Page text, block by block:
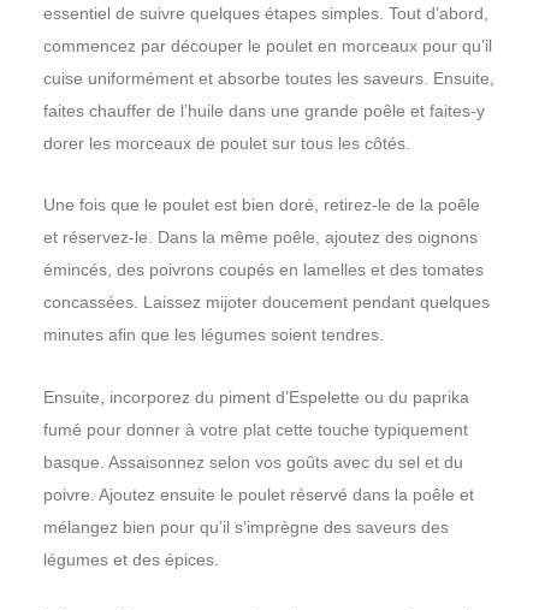
essentiel de suivre quelques étapes simples. Tout d’abord,
commencez par découper le poulet en morceaux pour qu’il
cuise uniformément et absorbe toutes les saveurs. Ensuite,
faites chauffer de l’huile dans une grande poêle et faites-y
dorer les morceaux de poulet sur tous les côtés.
Une fois que le poulet est bien doré, retirez-le de la poêle
et réservez-le. Dans la même poêle, ajoutez des oignons
émincés, des poivrons coupés en lamelles et des tomates
concassées. Laissez mijoter doucement pendant quelques
minutes afin que les légumes soient tendres.
Ensuite, incorporez du piment d’Espelette ou du paprika
fumé pour donner à votre plat cette touche typiquement
basque. Assaisonnez selon vos goûts avec du sel et du
poivre. Ajoutez ensuite le poulet réservé dans la poêle et
mélangez bien pour qu’il s’imprègne des saveurs des
légumes et des épices.